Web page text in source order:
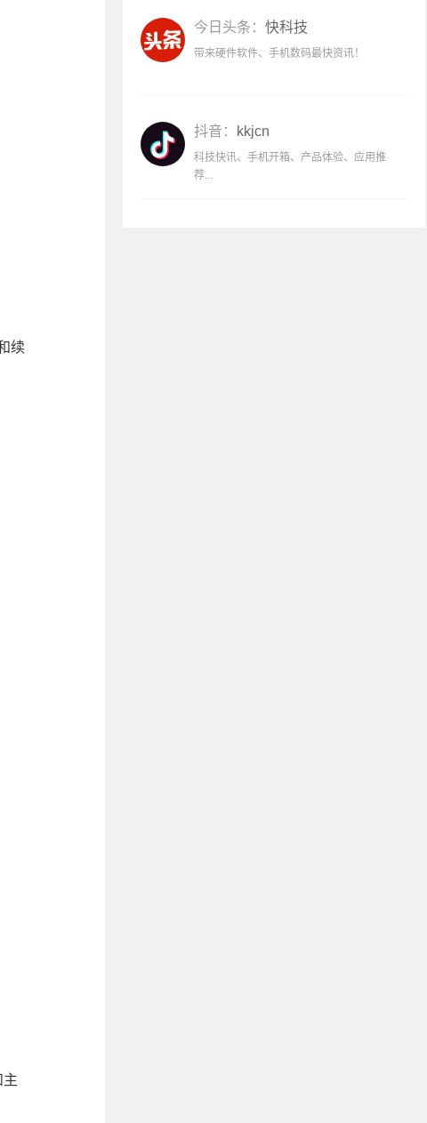
续
主
今日头条： 快科技
带来硬件软件、手机数码最快资讯！
抖音： kkjcn
科技快讯、手机开箱、产品体验、应用推
荐...